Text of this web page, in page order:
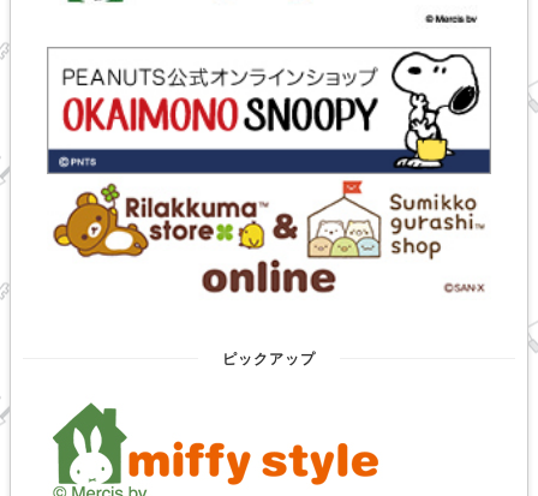
ピックアップ